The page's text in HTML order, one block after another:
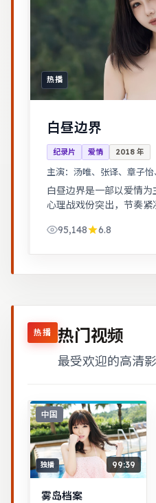
热播
白昼边界
纪录片 爱情 2018 年
主演： 汤唯、张译、章子
白昼边界是一部以爱情
心理战戏份突出，节奏
95,148
6.8
热播 热门视频
最受欢迎的高清
中国
独播 99:39
雾岛档案